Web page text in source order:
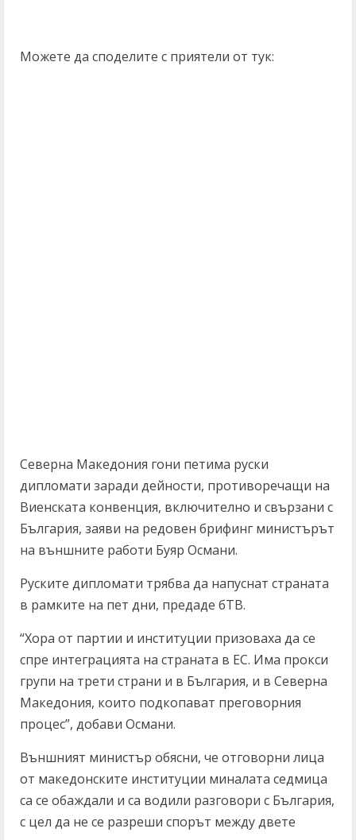
Можете да споделите с приятели от тук:
Северна Македония гони петима руски
дипломати заради дейности, противоречащи на
Виенската конвенция, включително и свързани с
България, заяви на редовен брифинг министърът
на външните работи Буяр Османи.
Руските дипломати трябва да напуснат страната
в рамките на пет дни, предаде бТВ.
“Хора от партии и институции призоваха да се
спре интеграцията на страната в ЕС. Има прокси
групи на трети страни и в България, и в Северна
Македония, които подкопават преговорния
процес”, добави Османи.
Външният министър обясни, че отговорни лица
от македонските институции миналата седмица
са се обаждали и са водили разговори с България,
с цел да не се разреши спорът между двете